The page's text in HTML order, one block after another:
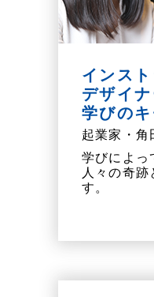
インス
デザイ
学びの
起業家・角
学びによっ
人々の奇跡
す。